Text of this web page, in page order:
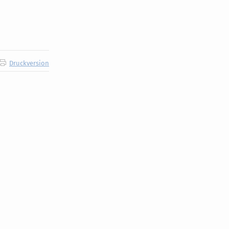
Druckversion